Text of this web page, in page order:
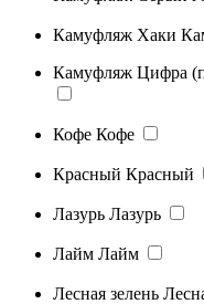
Камуфляж Хаки
Камуфляж Цифра
Кофе Кофе
Красный Красный
Лазурь Лазурь
Лайм Лайм
Лесная зелень